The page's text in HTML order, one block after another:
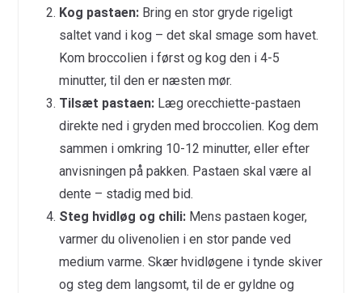
Kog pastaen:Bring en stor gryde rigeligt
saltet vand i kog – det skal smage som havet.
Kom broccolien i først og kog den i 4-5
minutter, til den er næsten mør.
Tilsæt pastaen:Læg orecchiette-pastaen
direkte ned i gryden med broccolien. Kog dem
sammen i omkring 10-12 minutter, eller efter
anvisningen på pakken. Pastaen skal være al
dente – stadig med bid.
Steg hvidløg og chili:Mens pastaen koger,
varmer du olivenolien i en stor pande ved
medium varme. Skær hvidløgene i tynde skiver
og steg dem langsomt, til de er gyldne og